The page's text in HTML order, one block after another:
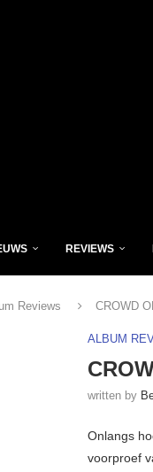
REVIEWS
Reviews CROWD
ALBUM
written by
Onlangs
voorproef